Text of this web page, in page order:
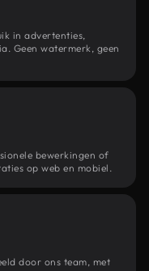
in advertenties,
Geen watermerk, geen
bewerkingen of
op web en mobiel.
door ons team, met